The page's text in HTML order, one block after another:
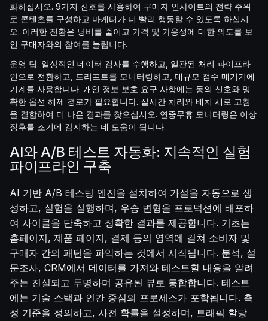
화하십시오. 9가지 신호를 사용하여 구매자 인사이트의 전략 주위
로 콘텐츠를 구성하고 마케터가 더 빨리 행동할 수 있도록 하십시
오. 이러한 전환은 낭비를 줄이고 가격 및 가용성에 대한 의도를 보
인 구매자와의 참여를 늘립니다.
운영 팁: 일상적인 데이터 검사를 수행하고, 일관된 처리 파이프라
인으로 전환하고, 드리프트를 모니터링하고, 대규모 점수 매기기에
기계를 사용합니다. 개인 정보 보호 요구 사항에는 동의 신호와 명
확한 옵션 해제 경로가 필요합니다. 실시간 처리와 배치 새로 고침
을 결합하여 더 나은 결과를 찾으십시오. 연중무휴 모니터링은 이상
징후를 조기에 감지하는 데 도움이 됩니다.
AI와 A/B 테스트 자동화: 지속적인 실험
파이프라인 구축
AI 기반 A/B 테스팅 엔진을 설치하여 가설을 자동으로 생
성하고, 실험을 실행하며, 우승 변형을 프로덕션에 배포하
여 사이클을 단축하고 정확한 결과를 제공합니다. 기초는
홈페이지, 제품 페이지, 결제 등의 영역에 걸쳐 소비자 및
구매자 간의 패턴을 파악하는 것에서 시작됩니다. 분석, 설
문조사, CRM에서 데이터를 가져와 테스트할 내용을 알려
주는 진실되고 투명하며 공유된 뷰로 통합합니다. 테스트
에는 기술 스택과 인간 중심의 프로세스가 포함됩니다. 측
정 기준을 정의하고, 사전 확률을 설정하며, 트래픽 할당